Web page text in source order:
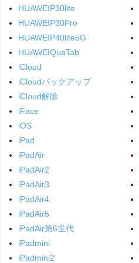
HUAWEIP30lite
HUAWEIP30Pro
HUAWEIP40lite5G
HUAWEIQuaTab
iCloud
iCloudバックアップ
iCloud解除
iFace
iOS
iPad
iPadAir
iPadAir2
iPadAir3
iPadAir4
iPadAir5
iPadAir第6世代
iPadmini
iPadmini2